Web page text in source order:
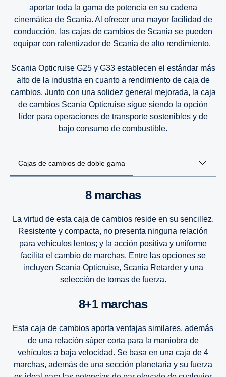
aportar toda la gama de potencia en su cadena
cinemática de Scania. Al ofrecer una mayor facilidad de
conducción, las cajas de cambios de Scania se pueden
equipar con ralentizador de Scania de alto rendimiento.
Scania Opticruise G25 y G33 establecen el estándar más
alto de la industria en cuanto a rendimiento de caja de
cambios. Junto con una solidez general mejorada, la caja
de cambios Scania Opticruise sigue siendo la opción
líder para operaciones de transporte sostenibles y de
bajo consumo de combustible.
Cajas de cambios de doble gama
8 marchas
La virtud de esta caja de cambios reside en su sencillez.
Resistente y compacta, no presenta ninguna relación
para vehículos lentos; y la acción positiva y uniforme
facilita el cambio de marchas. Entre las opciones se
incluyen Scania Opticruise, Scania Retarder y una
selección de tomas de fuerza.
8+1 marchas
Esta caja de cambios aporta ventajas similares, además
de una relación súper corta para la maniobra de
vehículos a baja velocidad. Se basa en una caja de 4
marchas, además de una sección planetaria y su fuerza